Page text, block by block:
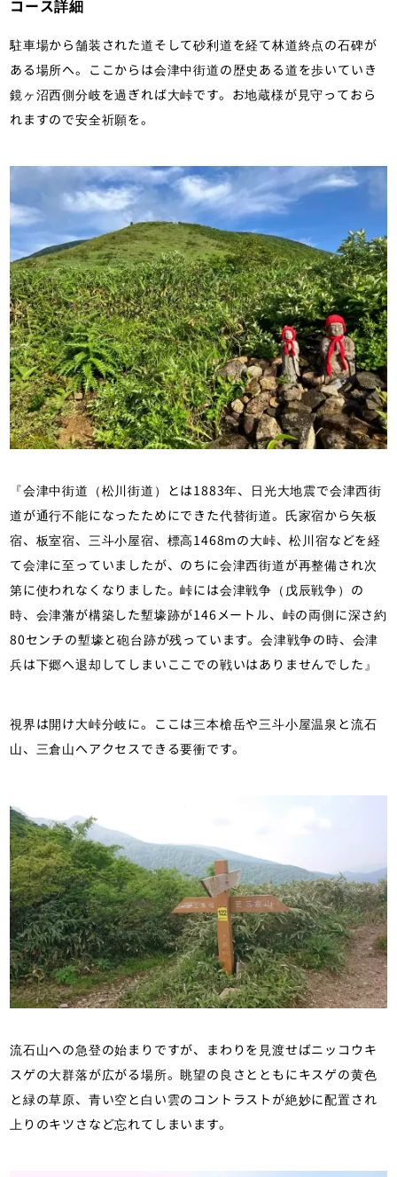
コース詳細
駐車場から舗装された道そして砂利道を経て林道終点の石碑が
ある場所へ。ここからは会津中街道の歴史ある道を歩いていき
鏡ヶ沼西側分岐を過ぎれば大峠です。お地蔵様が見守っておら
れますので安全祈願を。
『会津中街道（松川街道）とは1883年、日光大地震で会津西街
道が通行不能になったためにできた代替街道。氏家宿から矢板
宿、板室宿、三斗小屋宿、標高1468mの大峠、松川宿などを経
て会津に至っていましたが、のちに会津西街道が再整備され次
第に使われなくなりました。峠には会津戦争（戊辰戦争）の
時、会津藩が構築した塹壕跡が146メートル、峠の両側に深さ約
80センチの塹壕と砲台跡が残っています。会津戦争の時、会津
兵は下郷へ退却してしまいここでの戦いはありませんでした』
視界は開け大峠分岐に。ここは三本槍岳や三斗小屋温泉と流石
山、三倉山へアクセスできる要衝です。
流石山への急登の始まりですが、まわりを見渡せばニッコウキ
スゲの大群落が広がる場所。眺望の良さとともにキスゲの黄色
と緑の草原、青い空と白い雲のコントラストが絶妙に配置され
上りのキツさなど忘れてしまいます。